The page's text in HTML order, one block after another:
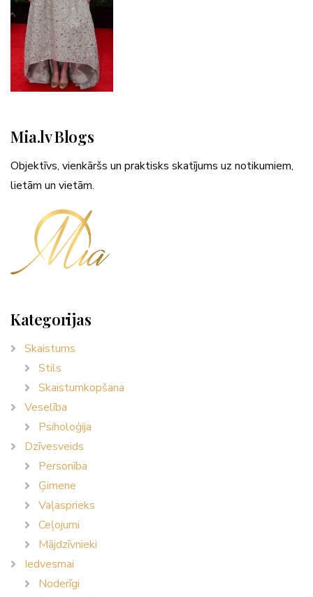
Mia.lv Blogs
Objektīvs, vienkāršs un praktisks skatījums uz notikumiem,
lietām un vietām.
Kategorijas
Skaistums
Stils
Skaistumkopšana
Veselība
Psiholoģija
Dzīvesveids
Personība
Ģimene
Vaļasprieks
Ceļojumi
Mājdzīvnieki
Iedvesmai
Noderīgi